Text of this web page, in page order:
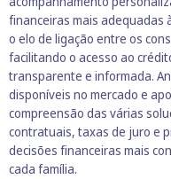
financeiras mais adequadas
o elo de ligação entre os
facilitando o acesso ao
transparente e informada.
disponíveis no mercado e
compreensão das várias
contratuais, taxas de juro e
decisões financeiras mais
cada família.